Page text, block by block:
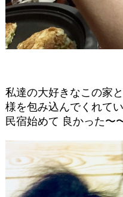
私達の大好きなこの家
様を包み込んでくれて
民宿始めて 良かった〜